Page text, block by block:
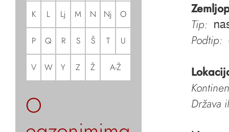
K L Lj M N Nj O
P Q R S Š T U
V W Y Z Ž A-Ž
O
Tip:
Podtip:
Država